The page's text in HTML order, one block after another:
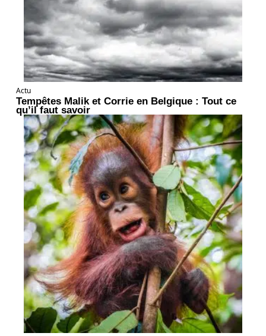
Actu
Tempêtes Malik et Corrie en Belgique : Tout ce
qu’il faut savoir